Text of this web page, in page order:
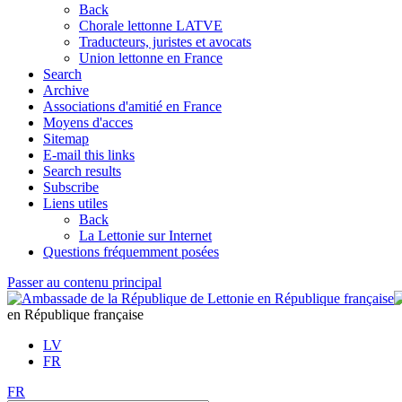
Back
Chorale lettonne LATVE
Traducteurs, juristes et avocats
Union lettonne en France
Search
Archive
Associations d'amitié en France
Moyens d'acces
Sitemap
E-mail this links
Search results
Subscribe
Liens utiles
Back
La Lettonie sur Internet
Questions fréquemment posées
Passer au contenu principal
en République française
LV
FR
FR